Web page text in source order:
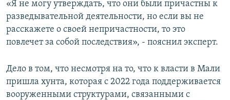
«Я не могу утверждать, что они были причастны к
разведывательной деятельности, но если вы не
расскажете о своей непричастности, то это
повлечет за собой последствия», - пояснил эксперт.
Дело в том, что несмотря на то, что к власти в Мали
пришла хунта, которая с 2022 года поддерживается
вооруженными структурами, связанными с